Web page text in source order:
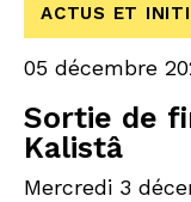
Sortie de
Kalistâ
ACTUS ET
05 décembre
Mercredi 3